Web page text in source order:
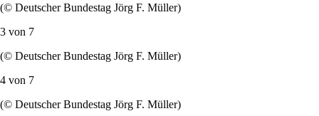
(© Deutscher Bundestag Jörg F. Müller)
3 von 7
(© Deutscher Bundestag Jörg F. Müller)
4 von 7
(© Deutscher Bundestag Jörg F. Müller)